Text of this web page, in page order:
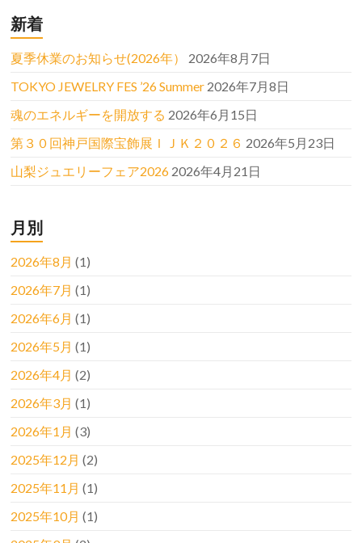
新着
夏季休業のお知らせ(2026年）
2026年8月7日
TOKYO JEWELRY FES ’26 Summer 2026年7月8日
魂のエネルギーを開放する 2026年6月15日
第３０回神戸国際宝飾展ＩＪＫ２０２６ 2026年5月23日
山梨ジュエリーフェア2026 2026年4月21日
月別
2026年8月 (1)
2026年7月 (1)
2026年6月 (1)
2026年5月 (1)
2026年4月 (2)
2026年3月 (1)
2026年1月 (3)
2025年12月 (2)
2025年11月 (1)
2025年10月 (1)